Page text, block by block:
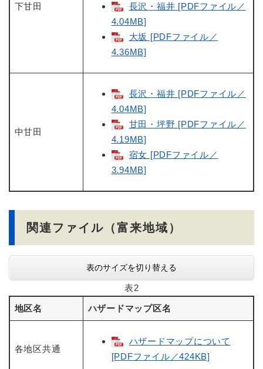
下甘田
長沢・福井 [PDFファイル／
4.04MB]
大坂 [PDFファイル／
4.36MB]
中甘田
長沢・福井 [PDFファイル／
4.04MB]
甘田・坪野 [PDFファイル／
4.19MB]
宿女 [PDFファイル／
3.94MB]
関連ファイル（富来地域）
表のサイズを切り替える
表2
地区名 ハザードマップ区名
各地区共通
ハザードマップについて
[PDFファイル／424KB]